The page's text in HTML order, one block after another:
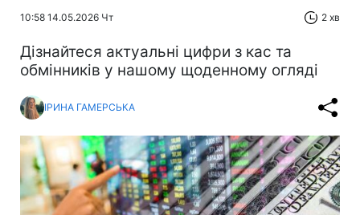
10:58 14.05.2026 Чт 2 хв
Дізнайтеся актуальні цифри з кас та
обмінників у нашому щоденному огляді
ІРИНА ГАМЕРСЬКА